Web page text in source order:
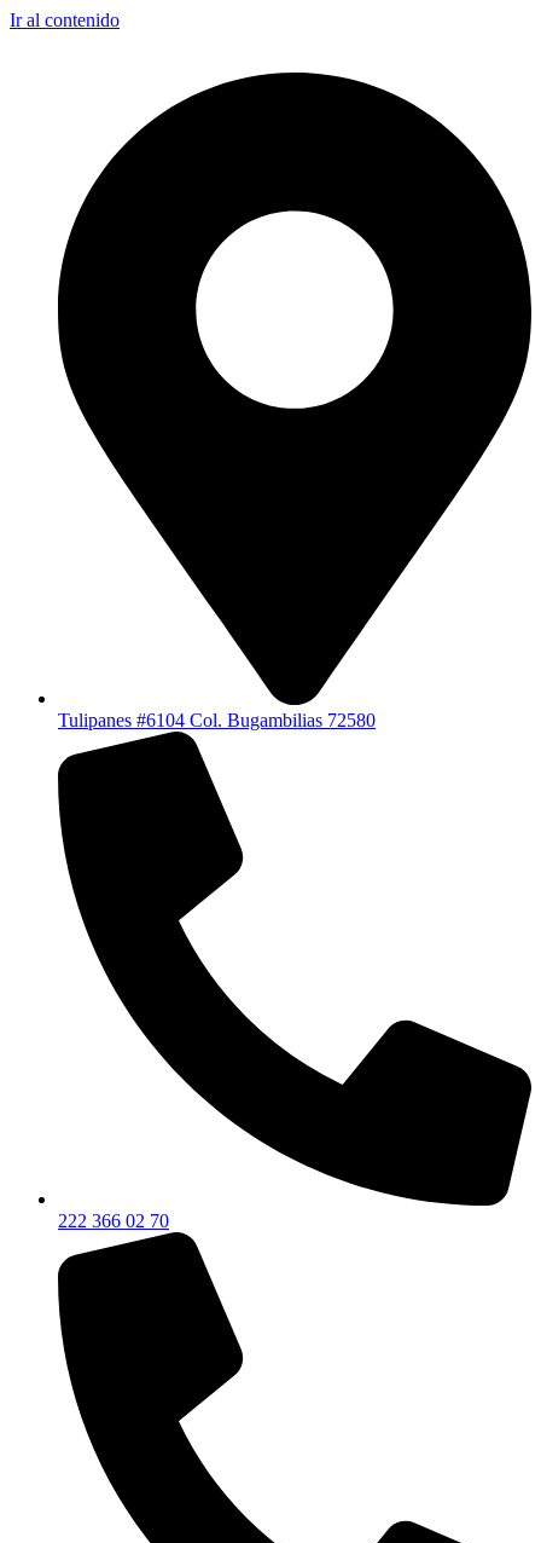
Ir al contenido
Tulipanes #6104 Col. Bugambilias 72580
222 366 02 70